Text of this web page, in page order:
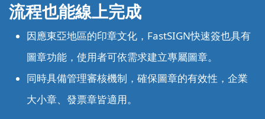
流程也能線上完成
因應東亞地區的印章文化，FastSIGN快速簽也具有
圖章功能，使用者可依需求建立專屬圖章。
同時具備管理審核機制，確保圖章的有效性，企業
大小章、發票章皆適用。